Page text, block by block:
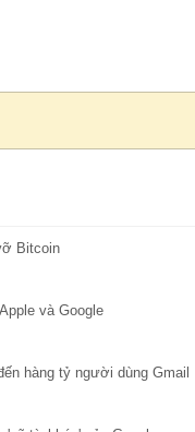
Bitcoin
và Google
hàng tỷ người dùng Gmail